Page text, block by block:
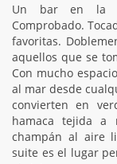
Un bar en la
Comprobado.
favoritas.
aquellos que se
Con mucho
al mar desde
convierten en
hamaca tejida a
champán al aire
suite es el lugar